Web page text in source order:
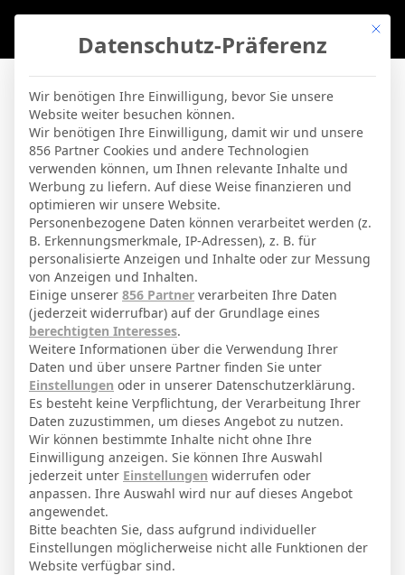
J. Gomez
Micha Sassie 16. April 2026
Voller Name Johan Arath Gómez
Position Mittelfeldspieler
Aktuelles Team Eintracht Braunschweig
Nationalität
Geburtsort
Arlington
Geburtstag 23. Juli 2001
Alter 25
Gewicht (kg) 75
Größe (cm) 178
GESAMTE STATISTIK
Mit
Datenschutz-Präferenz
Wir benötigen Ihre Einwilligung, bevor Sie unsere
Website weiter besuchen können.
Wir benötigen Ihre Einwilligung, damit wir und unsere
856 Partner Cookies und andere Technologien
verwenden können, um Ihnen relevante Inhalte und
Werbung zu liefern. Auf diese Weise finanzieren und
optimieren wir unsere Website.
Personenbezogene Daten können verarbeitet werden (z.
B. Erkennungsmerkmale, IP-Adressen), z. B. für
personalisierte Anzeigen und Inhalte oder zur Messung
von Anzeigen und Inhalten.
Einige unserer 856 Partner verarbeiten Ihre Daten
(jederzeit widerrufbar) auf der Grundlage eines
berechtigten Interesses.
Weitere Informationen über die Verwendung Ihrer
Daten und über unsere Partner finden Sie unter
Einstellungen oder in unserer Datenschutzerklärung.
Es besteht keine Verpflichtung, der Verarbeitung Ihrer
Daten zuzustimmen, um dieses Angebot zu nutzen.
Wir können bestimmte Inhalte nicht ohne Ihre
Einwilligung anzeigen. Sie können Ihre Auswahl
jederzeit unter Einstellungen widerrufen oder
anpassen. Ihre Auswahl wird nur auf dieses Angebot
angewendet.
Bitte beachten Sie, dass aufgrund individueller
Einstellungen möglicherweise nicht alle Funktionen der
Website verfügbar sind.